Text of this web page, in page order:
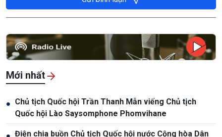
Mới nhất
● Chủ tịch Quốc hội Trần Thanh Mẫn viếng Chủ tịch
Quốc hội Lào Saysomphone Phomvihane
Điện chia buồn Chủ tịch Quốc hội nước Cộng hòa Dân